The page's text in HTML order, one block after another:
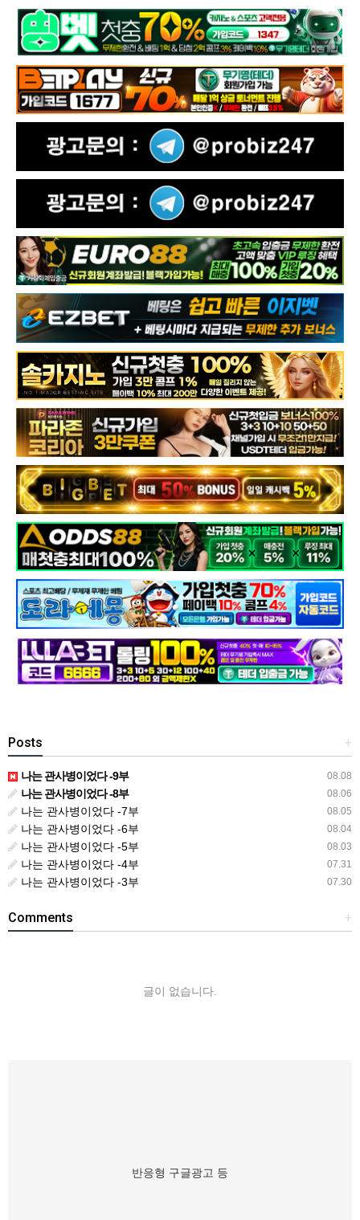
+
Posts
08.08
나는 관사병이었다 -9부
08.06
나는 관사병이었다 -8부
08.05
나는 관사병이었다 -7부
08.04
나는 관사병이었다 -6부
08.03
나는 관사병이었다 -5부
07.31
나는 관사병이었다 -4부
07.30
나는 관사병이었다 -3부
+
Comments
글이 없습니다.
반응형 구글광고 등